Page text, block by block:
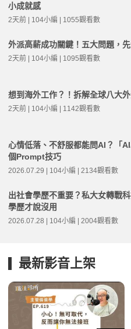
小成就感
2天前 | 104小編 | 1055觀看數
外派高薪成功關鍵！五大問題，
2天前 | 104小編 | 1095觀看數
想到海外工作？！拆解全球八大
2天前 | 104小編 | 1142觀看數
心情低落、不舒服都能問AI？「
個Prompt技巧
2026.07.29 | 104小編 | 2134觀看數
出社會學歷不重要？私大女轉戰
學歷才說沒用
2026.07.28 | 104小編 | 2004觀看數
最新影音上架